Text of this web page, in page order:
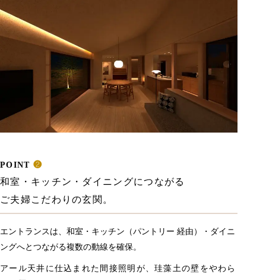
POINT ❷
和室・キッチン・ダイニングにつながる
ご夫婦こだわりの玄関。
エントランスは、和室・キッチン（パントリー 経由）・ダイニ
ングへとつながる複数の動線を確保。
アール天井に仕込まれた間接照明が、珪藻土の壁をやわら